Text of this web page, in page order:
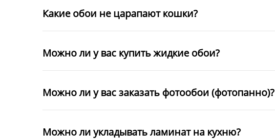
Какие обои не царапают кошки?
Можно ли у вас купить жидкие обои?
Можно ли у вас заказать фотообои (фотопанно)?
Можно ли укладывать ламинат на кухню?